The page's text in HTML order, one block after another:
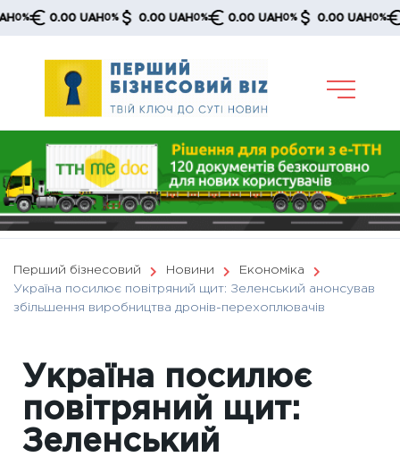
Skip
0.00 UAH 0% 0.00 UAH 0% 0.00 UAH 0% 0.00 UAH 0%
Перший бізнесовий Новини
Економіка
Україна посилює повітряний щит: Зеленський анонсував
збільшення виробництва дронів-перехоплювачів
Україна посилює
повітряний щит:
Зеленський